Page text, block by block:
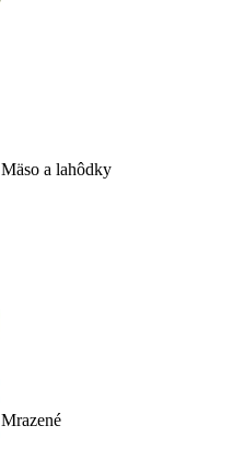
Mäso a lahôdky
Mrazené